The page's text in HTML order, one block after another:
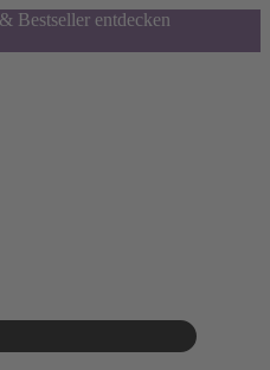
Bestseller entdecken